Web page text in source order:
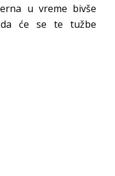
u vreme bivše
da će se te tužbe